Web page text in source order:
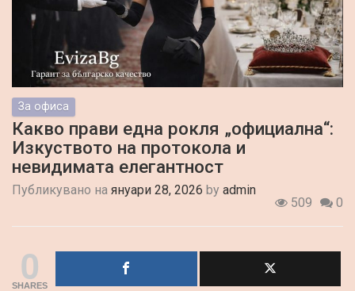
За офиса
Какво прави една рокля „официална“:
Изкуството на протокола и
невидимата елегантност
Публикувано на януари 28, 2026 by admin
509
0
0
SHARES